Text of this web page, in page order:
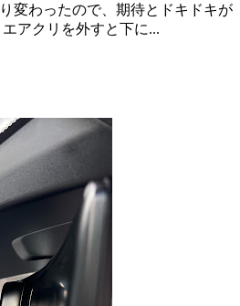
変わったので、期待とドキドキが
アクリを外すと下に...